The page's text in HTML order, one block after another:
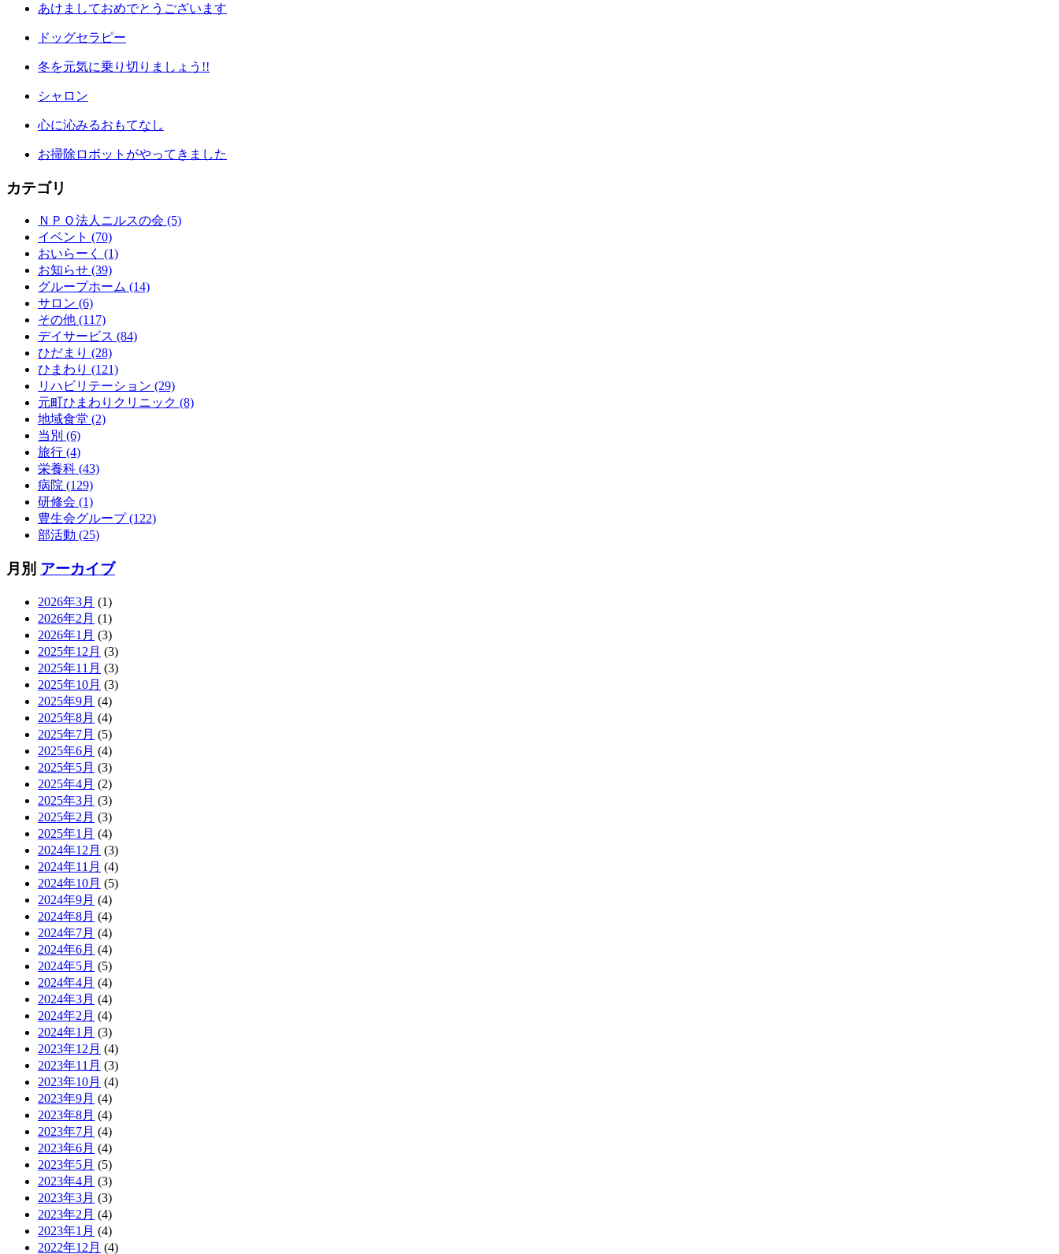
あけましておめでとうございます
ドッグセラピー
冬を元気に乗り切りましょう!!
シャロン
心に沁みるおもてなし
お掃除ロボットがやってきました
カテゴリ
ＮＰＯ法人ニルスの会 (5)
イベント (70)
おいらーく (1)
お知らせ (39)
グループホーム (14)
サロン (6)
その他 (117)
デイサービス (84)
ひだまり (28)
ひまわり (121)
リハビリテーション (29)
元町ひまわりクリニック (8)
地域食堂 (2)
当別 (6)
旅行 (4)
栄養科 (43)
病院 (129)
研修会 (1)
豊生会グループ (122)
部活動 (25)
月別 アーカイブ
2026年3月 (1)
2026年2月 (1)
2026年1月 (3)
2025年12月 (3)
2025年11月 (3)
2025年10月 (3)
2025年9月 (4)
2025年8月 (4)
2025年7月 (5)
2025年6月 (4)
2025年5月 (3)
2025年4月 (2)
2025年3月 (3)
2025年2月 (3)
2025年1月 (4)
2024年12月 (3)
2024年11月 (4)
2024年10月 (5)
2024年9月 (4)
2024年8月 (4)
2024年7月 (4)
2024年6月 (4)
2024年5月 (5)
2024年4月 (4)
2024年3月 (4)
2024年2月 (4)
2024年1月 (3)
2023年12月 (4)
2023年11月 (3)
2023年10月 (4)
2023年9月 (4)
2023年8月 (4)
2023年7月 (4)
2023年6月 (4)
2023年5月 (5)
2023年4月 (3)
2023年3月 (3)
2023年2月 (4)
2023年1月 (4)
2022年12月 (4)